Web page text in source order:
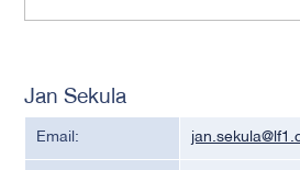
Jan Sekula
Email: